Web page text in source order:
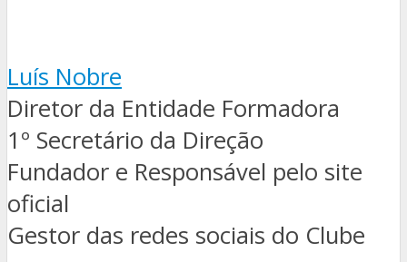
Luís Nobre
Diretor da Entidade Formadora
1º Secretário da Direção
Fundador e Responsável pelo site
oficial
Gestor das redes sociais do Clube